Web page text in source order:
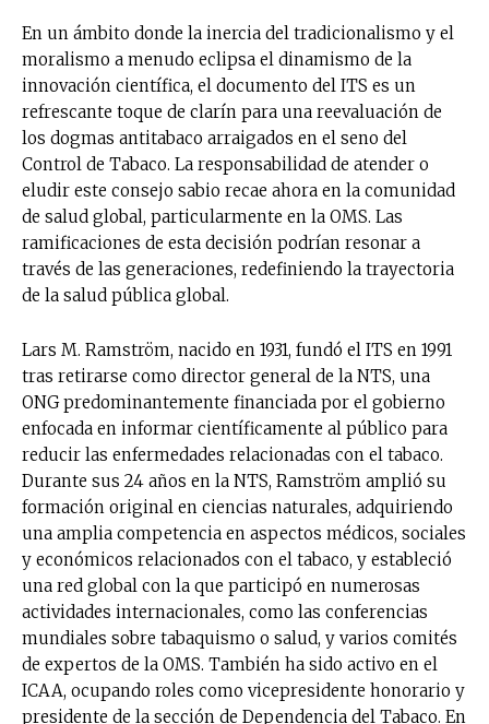
En un ámbito donde la inercia del tradicionalismo y el
moralismo a menudo eclipsa el dinamismo de la
innovación científica, el documento del ITS es un
refrescante toque de clarín para una reevaluación de
los dogmas antitabaco arraigados en el seno del
Control de Tabaco. La responsabilidad de atender o
eludir este consejo sabio recae ahora en la comunidad
de salud global, particularmente en la OMS. Las
ramificaciones de esta decisión podrían resonar a
través de las generaciones, redefiniendo la trayectoria
de la salud pública global.
Lars M. Ramström, nacido en 1931, fundó el ITS en 1991
tras retirarse como director general de la NTS, una
ONG predominantemente financiada por el gobierno
enfocada en informar científicamente al público para
reducir las enfermedades relacionadas con el tabaco.
Durante sus 24 años en la NTS, Ramström amplió su
formación original en ciencias naturales, adquiriendo
una amplia competencia en aspectos médicos, sociales
y económicos relacionados con el tabaco, y estableció
una red global con la que participó en numerosas
actividades internacionales, como las conferencias
mundiales sobre tabaquismo o salud, y varios comités
de expertos de la OMS. También ha sido activo en el
ICAA, ocupando roles como vicepresidente honorario y
presidente de la sección de Dependencia del Tabaco. En